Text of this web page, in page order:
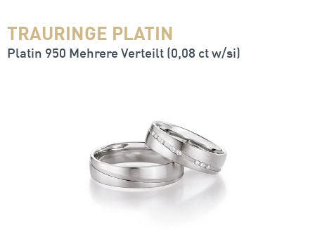
TRAURINGE PLATIN
Platin 950 Mehrere Verteilt (0,08 ct w/si)